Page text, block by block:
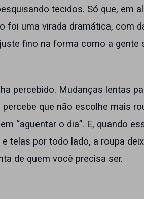
tecidos. Só que, em
foi uma virada dramática, com
fino na forma como a gente
percebido. Mudanças lentas
que não escolhe mais
“aguentar o dia”. E, quando
telas por todo lado, a roupa
de quem você precisa ser.